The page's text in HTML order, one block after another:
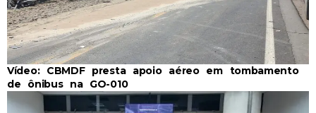
Vídeo: CBMDF presta apoio aéreo em tombamento
de ônibus na GO-010